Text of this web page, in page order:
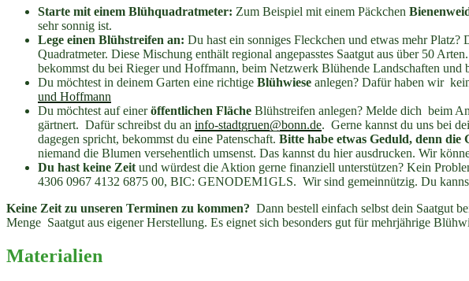
Starte mit einem Blühquadratmeter: Zum Beispiel mit einem Päckchen
sehr sonnig ist.
Lege einen Blühstreifen an: Du hast ein sonniges Fleckchen und etwas mehr
Quadratmeter. Diese Mischung enthält regional angepasstes Saatgut aus über 50
bekommst du bei Rieger und Hoffmann, beim Netzwerk Blühende Landschaften und
Du möchtest in deinem Garten eine richtige Blühwiese anlegen? Dafür haben wir
und Hoffmann
Du möchtest auf eineröffentlichen Fläche Blühstreifen anlegen? Melde dich beim
gärtnert. Dafür schreibst du an info-stadtgruen@bonn.de. Gerne kannst du uns bei
dagegen spricht, bekommst du eine Patenschaft. Bitte habe etwas Geduld, denn
niemand die Blumen versehentlich umsenst. Das kannst du hier ausdrucken. Wir
Du hast keine Zeit und würdest die Aktion gerne finanziell unterstützen? Kein
4306 0967 4132 6875 00, BIC: GENODEM1GLS. Wir sind gemeinnützig. Du kannst
Keine Zeit zu unseren Terminen zu kommen? Dann bestell einfach selbst dein Saatgut
Menge Saatgut aus eigener Herstellung. Es eignet sich besonders gut für mehrjährige
Materialien